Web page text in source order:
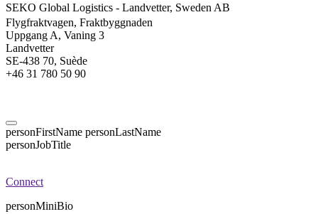
SEKO Global Logistics - Landvetter, Sweden AB
Flygfraktvagen, Fraktbyggnaden
Uppgang A, Vaning 3
Landvetter
SE-438 70, Suède
+46 31 780 50 90
personFirstName personLastName
personJobTitle
Connect
personMiniBio